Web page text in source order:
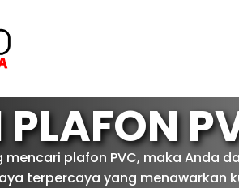
PLAFON
mencari plafon PVC, maka Anda
terpercaya yang menawarkan